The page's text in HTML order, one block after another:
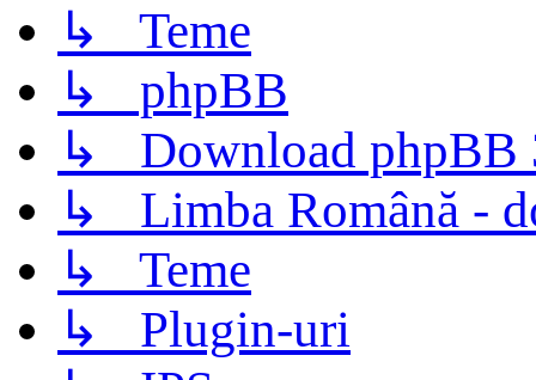
↳ Teme
↳ phpBB
↳ Download phpBB
↳ Limba Română -
↳ Teme
↳ Plugin-uri